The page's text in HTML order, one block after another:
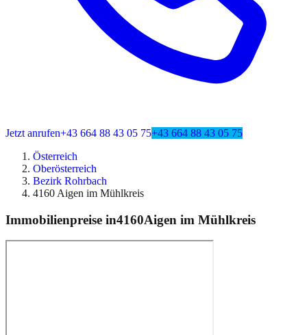
Jetzt anrufen+43 664 88 43 05 75+43 664 88 43 05 75
Österreich
Oberösterreich
Bezirk Rohrbach
4160 Aigen im Mühlkreis
Immobilienpreise in4160Aigen im Mühlkreis